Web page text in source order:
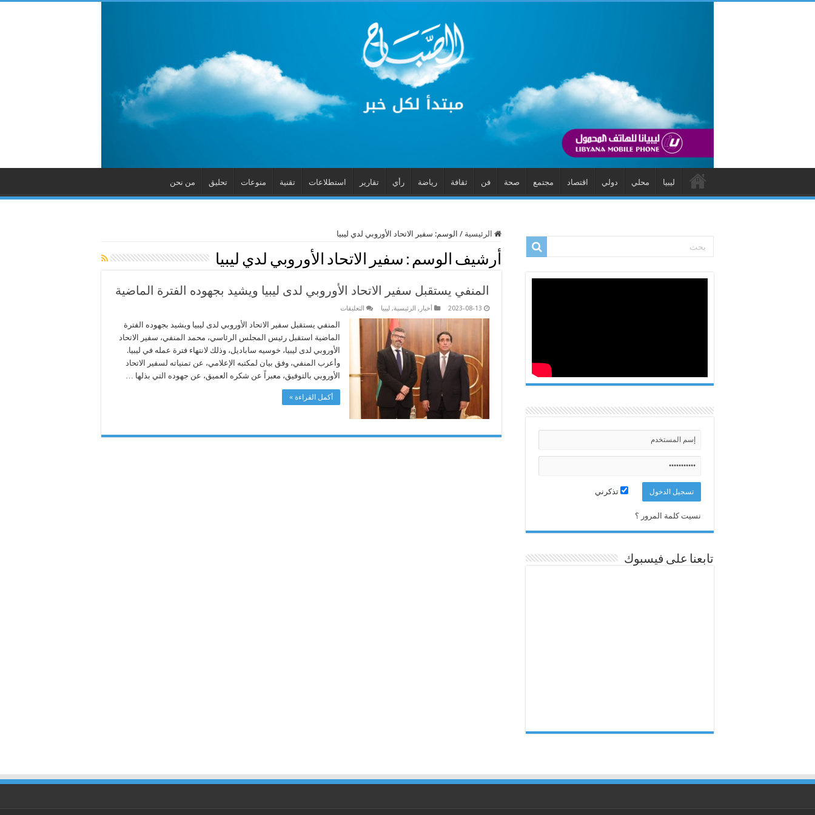
ليبيا محلي دولي اقتصاد مجتمع صحة فن ثقافة رياضة رأي تقارير استطلاعات تقنية منوعات تحليق من نحن
الرئيسية / الوسم: سفير الاتحاد الأوروبي لدي ليبيا
أرشيف الوسم : سفير الاتحاد الأوروبي لدي ليبيا
المنفي يستقبل سفير الاتحاد الأوروبي لدى ليبيا ويشيد بجهوده الفترة الماضية
2023-08-13 أخبار , الرئيسية, ليبيا التعليقات
يستقبل
الاتحاد
الأوروبي
لدى
ليبيا
ويشيد
بجهوده
الماضية
مغلقة
المنفي يستقبل سفير الاتحاد الأوروبي لدى ليبيا ويشيد بجهوده الفترة
الماضية استقبل رئيس المجلس الرئاسي، محمد المنفي، سفير الاتحاد
الأوروبي لدى ليبيا، خوسيه ساباديل، وذلك لانتهاء فترة عمله في ليبيا.
وأعرب المنفي، وفق بيان لمكتبه الإعلامي، عن تمنياته لسفير الاتحاد
الأوروبي بالتوفيق، معبراً عن شكره العميق، عن جهوده التي بذلها …
أكمل القراءة »
تذكرني
نسيت كلمة المرور ؟
تابعنا على فيسبوك